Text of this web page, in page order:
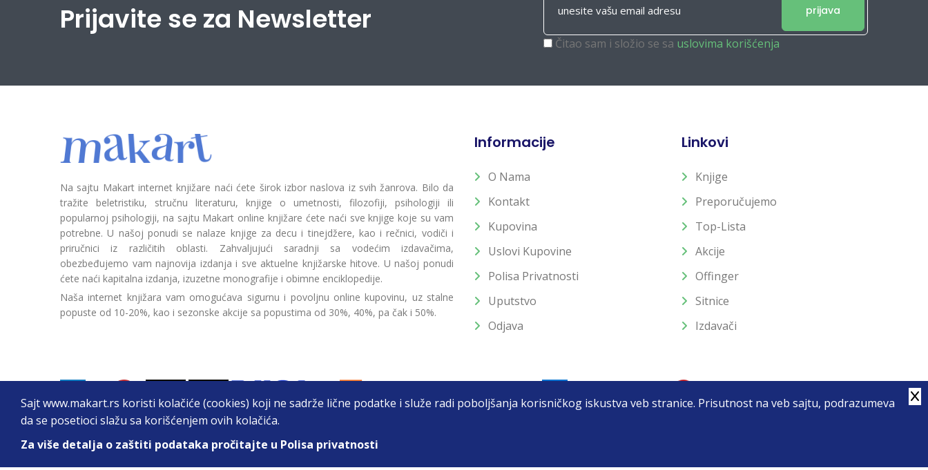
Sajt www.makart.rs koristi kolačiće (cookies) koji ne sadrže lične podatke i služe radi poboljšanja korisničkog iskustva veb stranice. Prisutnost na veb sajtu, podrazumeva
da se posetioci slažu sa korišćenjem ovih kolačića.
Za više detalja o zaštiti podataka pročitajte u Polisa privatnosti
Prijavite se za Newsletter prijava
Čitao sam i složio se sa uslovima korišćenja
Na sajtu Makart internet knjižare naći ćete širok izbor naslova iz svih žanrova. Bilo da
tražite beletristiku, stručnu literaturu, knjige o umetnosti, filozofiji, psihologiji ili
popularnoj psihologiji, na sajtu Makart online knjižare ćete naći sve knjige koje su vam
potrebne. U našoj ponudi se nalaze knjige za decu i tinejdžere, kao i rečnici, vodiči i
priručnici iz različitih oblasti. Zahvaljujući saradnji sa vodećim izdavačima,
obezbeđujemo vam najnovija izdanja i sve aktuelne knjižarske hitove. U našoj ponudi
ćete naći kapitalna izdanja, izuzetne monografije i obimne enciklopedije.
Naša internet knjižara vam omogućava sigurnu i povoljnu online kupovinu, uz stalne
popuste od 10-20%, kao i sezonske akcije sa popustima od 30%, 40%, pa čak i 50%.
Informacije
O Nama
Kontakt
Kupovina
Uslovi Kupovine
Polisa Privatnosti
Uputstvo
Odjava
Linkovi
Knjige
Preporučujemo
Top-Lista
Akcije
Offinger
Sitnice
Izdavači